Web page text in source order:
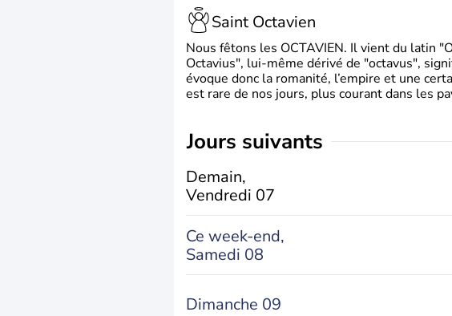
Saint Octavien
Nous fêtons les OCTAVIEN. Il vient du latin
Octavius", lui-même dérivé de "octavus",
évoque donc la romanité, l’empire et une
est rare de nos jours, plus courant dans les
jours suivants
Demain,
Vendredi 07
Ce week-end,
Samedi 08
Dimanche 09